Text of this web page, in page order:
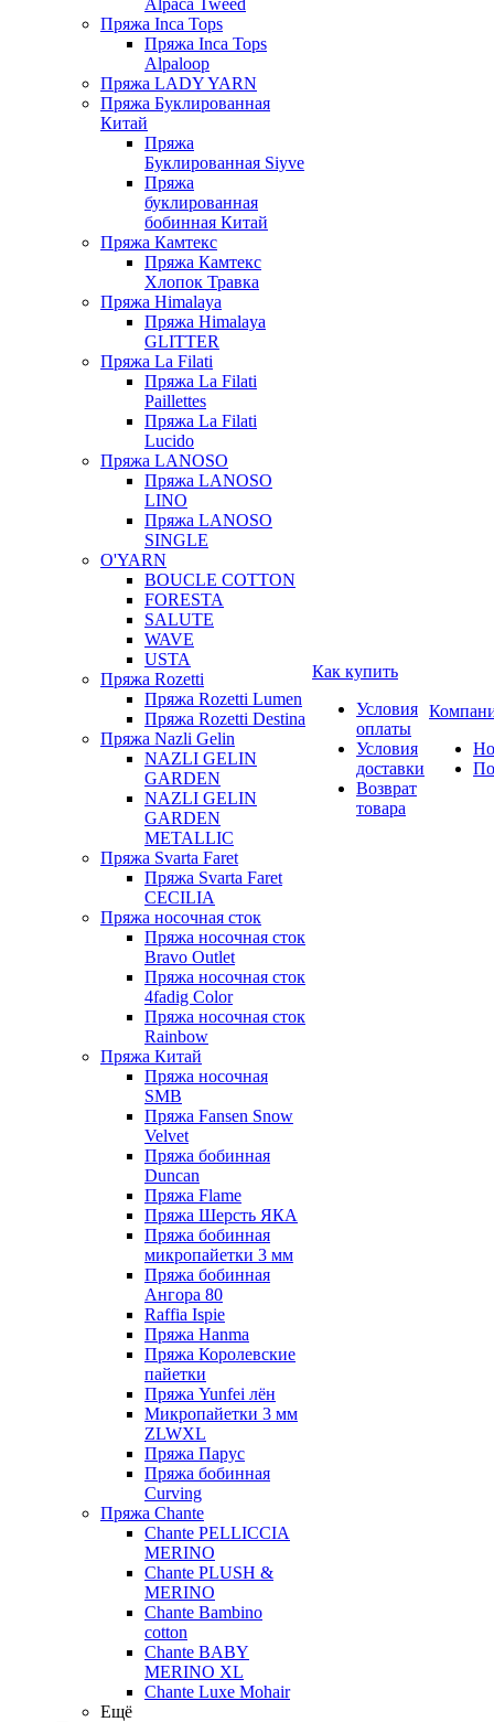
Alpaca Tweed
Пряжа Inca Tops
Пряжа Inca Tops
Alpaloop
Пряжа LADY YARN
Пряжа Буклированная
Китай
Пряжа
Буклированная Siyve
Пряжа
буклированная
бобинная Китай
Пряжа Камтекс
Пряжа Камтекс
Хлопок Травка
Пряжа Himalaya
Пряжа Himalaya
GLITTER
Пряжа La Filati
Пряжа La Filati
Paillettes
Пряжа La Filati
Lucido
Пряжа LANOSO
Пряжа LANOSO
LINO
Пряжа LANOSO
SINGLE
O'YARN
BOUCLE COTTON
FORESTA
SALUTE
WAVE
USTA
Пряжа Rozetti
Пряжа Rozetti Lumen
Пряжа Rozetti Destina
Пряжа Nazli Gelin
NAZLI GELIN
GARDEN
NAZLI GELIN
GARDEN
METALLIC
Пряжа Svarta Faret
Пряжа Svarta Faret
CECILIA
Пряжа носочная сток
Пряжа носочная сток
Bravo Outlet
Пряжа носочная сток
4fadig Color
Пряжа носочная сток
Rainbow
Пряжа Китай
Пряжа носочная
SMB
Пряжа Fansen Snow
Velvet
Пряжа бобинная
Duncan
Пряжа Flame
Пряжа Шерсть ЯКА
Пряжа бобинная
микропайетки 3 мм
Пряжа бобинная
Ангора 80
Raffia Ispie
Пряжа Hanma
Пряжа Королевские
пайетки
Пряжа Yunfei лён
Микропайетки 3 мм
ZLWXL
Пряжа Парус
Пряжа бобинная
Curving
Пряжа Chante
Chante PELLICCIA
MERINO
Chante PLUSH &
MERINO
Chante Bambino
cotton
Chante BABY
MERINO XL
Chante Luxe Mohair
Ещё
Как купить
Условия
оплаты
Условия
доставки
Возврат
товара